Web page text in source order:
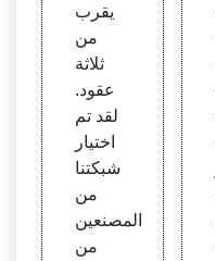
يقرب
من
ثلاثة
عقود.
لقد تم
اختيار
شبكتنا
من
المصنعين
من